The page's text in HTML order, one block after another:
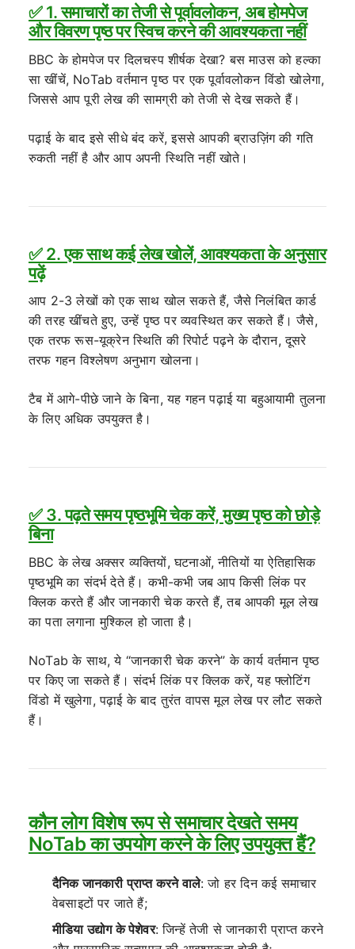
✅ 1. समाचारों का तेजी से पूर्वावलोकन, अब होमपेज
और विवरण पृष्ठ पर स्विच करने की आवश्यकता नहीं
BBC के होमपेज पर दिलचस्प शीर्षक देखा? बस माउस को हल्का
सा खींचें, NoTab वर्तमान पृष्ठ पर एक पूर्वावलोकन विंडो खोलेगा,
जिससे आप पूरी लेख की सामग्री को तेजी से देख सकते हैं।
पढ़ाई के बाद इसे सीधे बंद करें, इससे आपकी ब्राउज़िंग की गति
रुकती नहीं है और आप अपनी स्थिति नहीं खोते।
✅ 2. एक साथ कई लेख खोलें, आवश्यकता के अनुसार
पढ़ें
आप 2-3 लेखों को एक साथ खोल सकते हैं, जैसे निलंबित कार्ड
की तरह खींचते हुए, उन्हें पृष्ठ पर व्यवस्थित कर सकते हैं। जैसे,
एक तरफ रूस-यूक्रेन स्थिति की रिपोर्ट पढ़ने के दौरान, दूसरे
तरफ गहन विश्लेषण अनुभाग खोलना।
टैब में आगे-पीछे जाने के बिना, यह गहन पढ़ाई या बहुआयामी तुलना
के लिए अधिक उपयुक्त है।
✅ 3. पढ़ते समय पृष्ठभूमि चेक करें, मुख्य पृष्ठ को छोड़े
बिना
BBC के लेख अक्सर व्यक्तियों, घटनाओं, नीतियों या ऐतिहासिक
पृष्ठभूमि का संदर्भ देते हैं। कभी-कभी जब आप किसी लिंक पर
क्लिक करते हैं और जानकारी चेक करते हैं, तब आपकी मूल लेख
का पता लगाना मुश्किल हो जाता है।
NoTab के साथ, ये “जानकारी चेक करने” के कार्य वर्तमान पृष्ठ
पर किए जा सकते हैं। संदर्भ लिंक पर क्लिक करें, यह फ्लोटिंग
विंडो में खुलेगा, पढ़ाई के बाद तुरंत वापस मूल लेख पर लौट सकते
हैं।
कौन लोग विशेष रूप से समाचार देखते समय
NoTab का उपयोग करने के लिए उपयुक्त हैं?
दैनिक जानकारी प्राप्त करने वाले: जो हर दिन कई समाचार
वेबसाइटों पर जाते हैं;
मीडिया उद्योग के पेशेवर: जिन्हें तेजी से जानकारी प्राप्त करने